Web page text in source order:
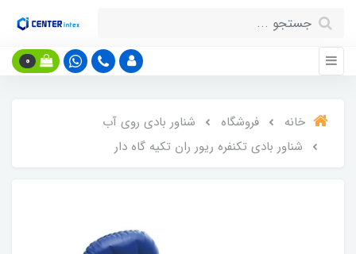
0
خانه فروشگاه
شناور بادی روی آب
شناور بادی تکنفره ریور ران تکیه گاه دار